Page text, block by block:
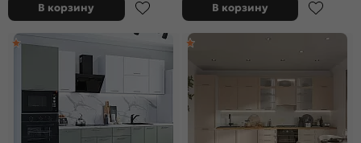
В корзину В корзину